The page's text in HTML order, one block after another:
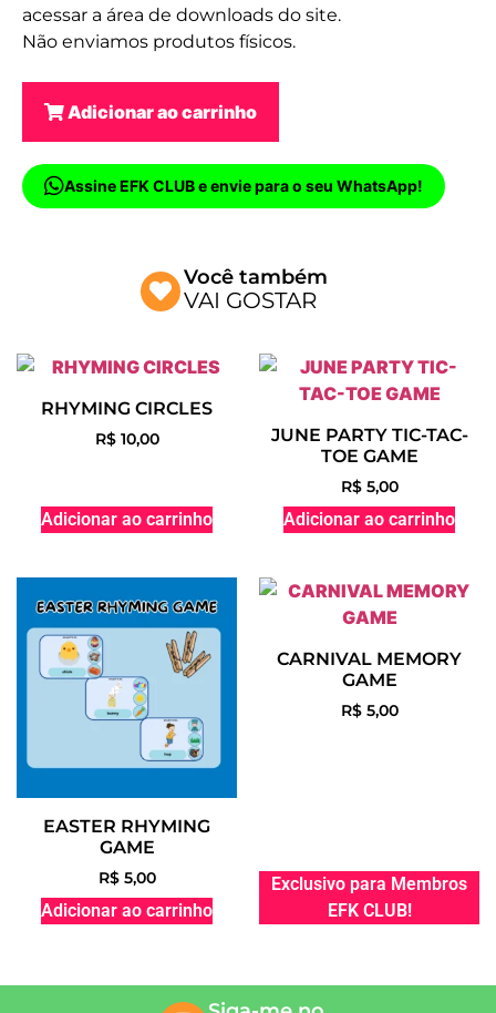
acessar a área de downloads do site.
Não enviamos produtos físicos.
Adicionar ao carrinho
Assine EFK CLUB e envie para o seu WhatsApp!
Você também
VAI GOSTAR
RHYMING CIRCLES
R$10,00
Adicionar ao carrinho
JUNE PARTY TIC-TAC-
TOE GAME
R$5,00
Adicionar ao carrinho
EASTER RHYMING
GAME
R$5,00
Adicionar ao carrinho
CARNIVAL MEMORY
GAME
R$5,00
Exclusivo para Membros
EFK CLUB!